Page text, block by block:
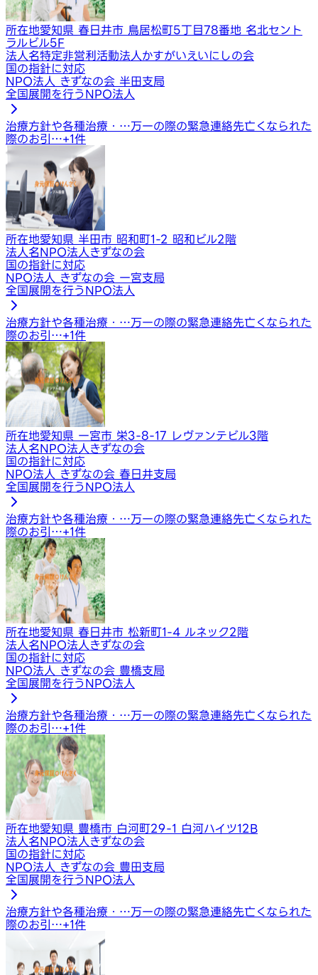
所在地愛知県 春日井市 鳥居松町5丁目78番地 名北セント
ラルビル5F
法人名特定非営利活動法人かすがいえいにしの会
国の指針に対応
NPO法人 きずなの会 半田支局
全国展開を行うNPO法人
治療方針や各種治療・…万一の際の緊急連絡先亡くなられた
際のお引…+1件
所在地愛知県 半田市 昭和町1-2 昭和ビル2階
法人名NPO法人きずなの会
国の指針に対応
NPO法人 きずなの会 一宮支局
全国展開を行うNPO法人
治療方針や各種治療・…万一の際の緊急連絡先亡くなられた
際のお引…+1件
所在地愛知県 一宮市 栄3-8-17 レヴァンテビル3階
法人名NPO法人きずなの会
国の指針に対応
NPO法人 きずなの会 春日井支局
全国展開を行うNPO法人
治療方針や各種治療・…万一の際の緊急連絡先亡くなられた
際のお引…+1件
所在地愛知県 春日井市 松新町1-4 ルネック2階
法人名NPO法人きずなの会
国の指針に対応
NPO法人 きずなの会 豊橋支局
全国展開を行うNPO法人
治療方針や各種治療・…万一の際の緊急連絡先亡くなられた
際のお引…+1件
所在地愛知県 豊橋市 白河町29-1 白河ハイツ12B
法人名NPO法人きずなの会
国の指針に対応
NPO法人 きずなの会 豊田支局
全国展開を行うNPO法人
治療方針や各種治療・…万一の際の緊急連絡先亡くなられた
際のお引…+1件